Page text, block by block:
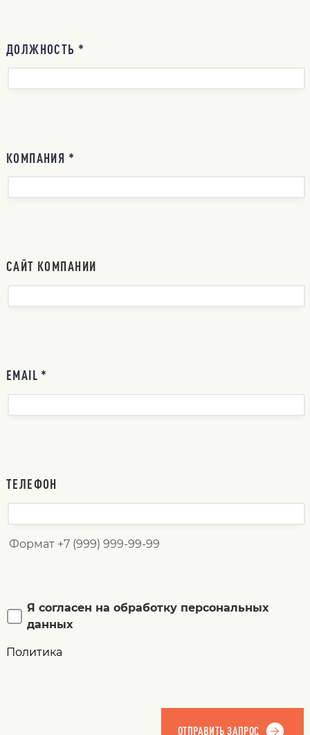
ДОЛЖНОСТЬ *
КОМПАНИЯ *
САЙТ КОМПАНИИ
EMAIL *
ТЕЛЕФОН
Формат +7 (999) 999-99-99
Я согласен на обработку персональных
данных
Политика